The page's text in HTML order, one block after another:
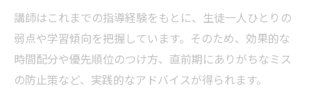
講師はこれまでの指導経験をもとに、生徒一人ひとりの
弱点や学習傾向を把握しています。そのため、効果的な
時間配分や優先順位のつけ方、直前期にありがちなミス
の防止策など、実践的なアドバイスが得られます。